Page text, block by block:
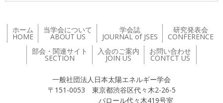
ホーム
HOME
当学会について
ABOUT US
学会誌
JOURNAL of JSES
研究発表会
CONFERENCE
部会・関連サイト
SECTION
入会のご案内
JOIN US
お問い合わせ
CONTCT US
一般社団法人日本太陽エネルギー学会
〒151-0053 東京都渋谷区代々木2-26-5
バロール代々木419号室